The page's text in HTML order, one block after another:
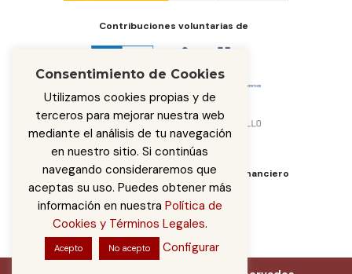
Contribuciones voluntarias de
Órgano de administración del fondo financiero
Consentimiento de Cookies
Utilizamos cookies propias y de
terceros para mejorar nuestra web
mediante el análisis de tu navegación
en nuestro sitio. Si continúas
navegando consideraremos que
aceptas su uso. Puedes obtener más
información en nuestra Política de
Cookies y Términos Legales.
Acepto No acepto Configurar